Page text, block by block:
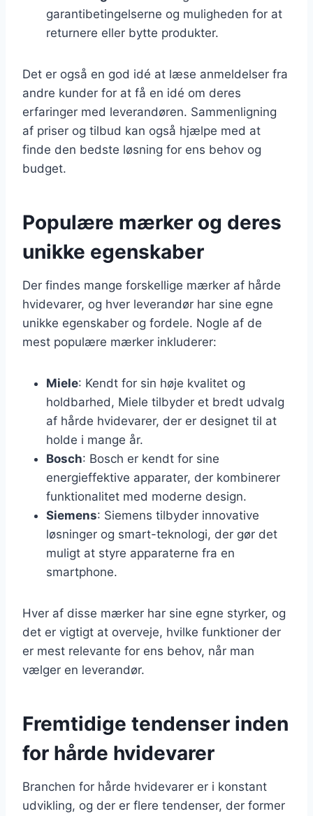
garantibetingelserne og muligheden for at
returnere eller bytte produkter.
Det er også en god idé at læse anmeldelser fra
andre kunder for at få en idé om deres
erfaringer med leverandøren. Sammenligning
af priser og tilbud kan også hjælpe med at
finde den bedste løsning for ens behov og
budget.
Populære mærker og deres
unikke egenskaber
Der findes mange forskellige mærker af hårde
hvidevarer, og hver leverandør har sine egne
unikke egenskaber og fordele. Nogle af de
mest populære mærker inkluderer:
Miele: Kendt for sin høje kvalitet og
holdbarhed, Miele tilbyder et bredt udvalg
af hårde hvidevarer, der er designet til at
holde i mange år.
Bosch: Bosch er kendt for sine
energieffektive apparater, der kombinerer
funktionalitet med moderne design.
Siemens: Siemens tilbyder innovative
løsninger og smart-teknologi, der gør det
muligt at styre apparaterne fra en
smartphone.
Hver af disse mærker har sine egne styrker, og
det er vigtigt at overveje, hvilke funktioner der
er mest relevante for ens behov, når man
vælger en leverandør.
Fremtidige tendenser inden
for hårde hvidevarer
Branchen for hårde hvidevarer er i konstant
udvikling, og der er flere tendenser, der former